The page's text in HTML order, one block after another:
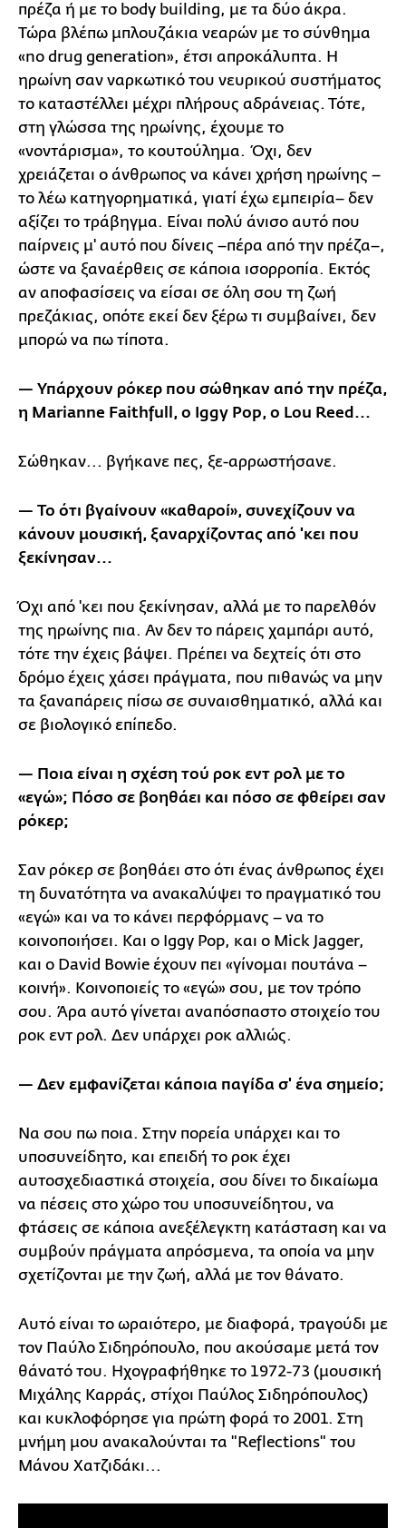
πρέζα ή με το body building, με τα δύο άκρα.
Τώρα βλέπω μπλουζάκια νεαρών με το σύνθημα
«no drug generation», έτσι απροκάλυπτα. Η
ηρωίνη σαν ναρκωτικό του νευρικού συστήματος
το καταστέλλει μέχρι πλήρους αδράνειας. Τότε,
στη γλώσσα της ηρωίνης, έχουμε το
«νοντάρισμα», το κουτούλημα. Όχι, δεν
χρειάζεται ο άνθρωπος να κάνει χρήση ηρωίνης –
το λέω κατηγορηματικά, γιατί έχω εμπειρία– δεν
αξίζει το τράβηγμα. Είναι πολύ άνισο αυτό που
παίρνεις μ' αυτό που δίνεις –πέρα από την πρέζα–,
ώστε να ξαναέρθεις σε κάποια ισορροπία. Εκτός
αν αποφασίσεις να είσαι σε όλη σου τη ζωή
πρεζάκιας, οπότε εκεί δεν ξέρω τι συμβαίνει, δεν
μπορώ να πω τίποτα.
— Υπάρχουν ρόκερ που σώθηκαν από την πρέζα,
η Marianne Faithfull, ο Iggy Pop, ο Lou Reed...
Σώθηκαν... βγήκανε πες, ξε-αρρωστήσανε.
— Το ότι βγαίνουν «καθαροί», συνεχίζουν να
κάνουν μουσική, ξαναρχίζοντας από 'κει που
ξεκίνησαν...
Όχι από 'κει που ξεκίνησαν, αλλά με το παρελθόν
της ηρωίνης πια. Αν δεν το πάρεις χαμπάρι αυτό,
τότε την έχεις βάψει. Πρέπει να δεχτείς ότι στο
δρόμο έχεις χάσει πράγματα, που πιθανώς να μην
τα ξαναπάρεις πίσω σε συναισθηματικό, αλλά και
σε βιολογικό επίπεδο.
— Ποια είναι η σχέση τού ροκ εντ ρολ με το
«εγώ»; Πόσο σε βοηθάει και πόσο σε φθείρει σαν
ρόκερ;
Σαν ρόκερ σε βοηθάει στο ότι ένας άνθρωπος έχει
τη δυνατότητα να ανακαλύψει το πραγματικό του
«εγώ» και να το κάνει περφόρμανς – να το
κοινοποιήσει. Και ο Iggy Pop, και ο Mick Jagger,
και ο David Bowie έχουν πει «γίνομαι πουτάνα –
κοινή». Κοινοποιείς το «εγώ» σου, με τον τρόπο
σου. Άρα αυτό γίνεται αναπόσπαστο στοιχείο του
ροκ εντ ρολ. Δεν υπάρχει ροκ αλλιώς.
— Δεν εμφανίζεται κάποια παγίδα σ' ένα σημείο;
Να σου πω ποια. Στην πορεία υπάρχει και το
υποσυνείδητο, και επειδή το ροκ έχει
αυτοσχεδιαστικά στοιχεία, σου δίνει το δικαίωμα
να πέσεις στο χώρο του υποσυνείδητου, να
φτάσεις σε κάποια ανεξέλεγκτη κατάσταση και να
συμβούν πράγματα απρόσμενα, τα οποία να μην
σχετίζονται με την ζωή, αλλά με τον θάνατο.
Αυτό είναι το ωραιότερο, με διαφορά, τραγούδι με
τον Παύλο Σιδηρόπουλο, που ακούσαμε μετά τον
θάνατό του. Ηχογραφήθηκε το 1972-73 (μουσική
Μιχάλης Καρράς, στίχοι Παύλος Σιδηρόπουλος)
και κυκλοφόρησε για πρώτη φορά το 2001. Στη
μνήμη μου ανακαλούνται τα "Reflections" του
Μάνου Χατζιδάκι...